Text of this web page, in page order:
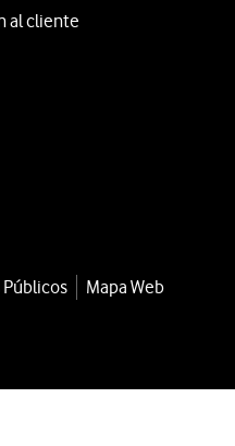
al cliente
Públicos
Mapa Web